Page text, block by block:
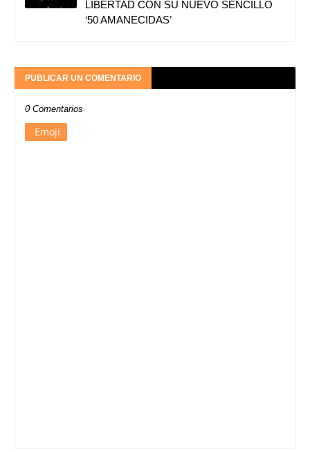
LIBERTAD CON SU NUEVO SENCILLO
‘50 AMANECIDAS’
PUBLICAR UN COMENTARIO
0 Comentarios
Emoji